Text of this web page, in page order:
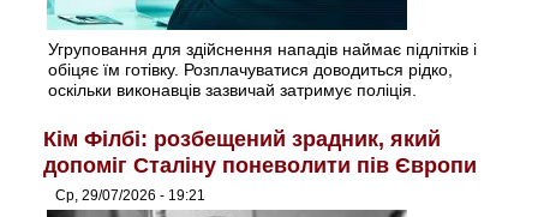
Угруповання для здійснення нападів наймає підлітків і
обіцяє їм готівку. Розплачуватися доводиться рідко,
оскільки виконавців зазвичай затримує поліція.
Кім Філбі: розбещений зрадник, який
допоміг Сталіну поневолити пів Європи
Ср, 29/07/2026 - 19:21